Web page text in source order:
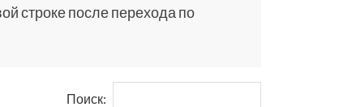
строке после перехода по
Поиск: